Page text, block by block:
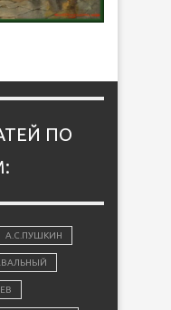
ПО
А.С.ПУШКИН